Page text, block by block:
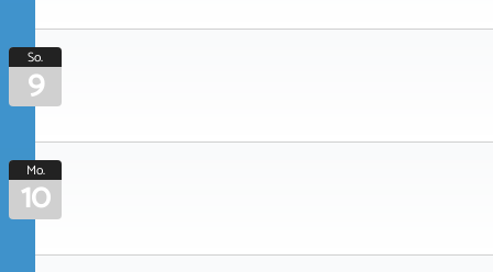
So.
9
Mo.
10